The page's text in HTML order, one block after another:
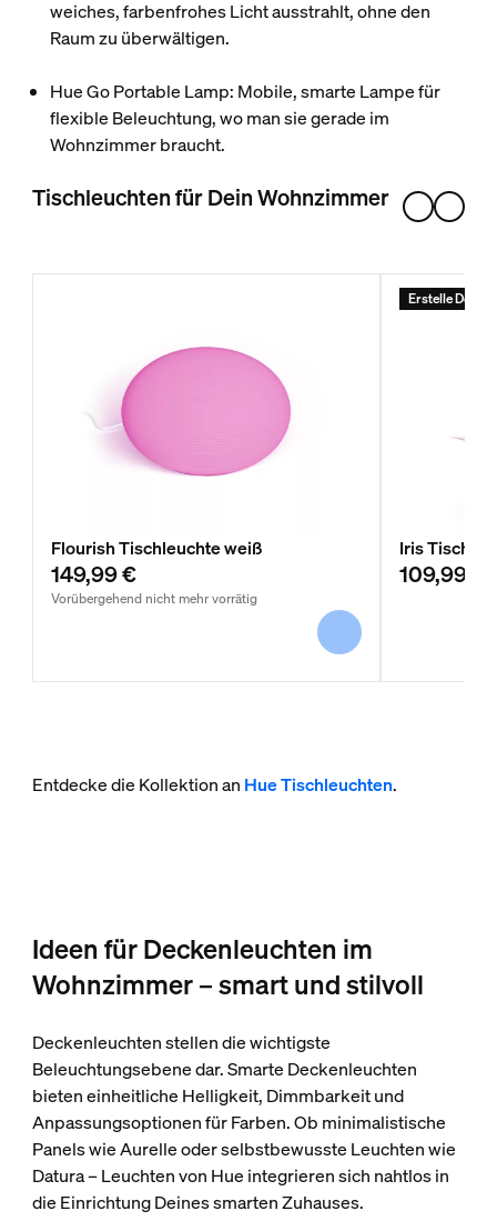
weiches, farbenfrohes Licht ausstrahlt, ohne den
Raum zu überwältigen.
Hue Go Portable Lamp: Mobile, smarte Lampe für
flexible Beleuchtung, wo man sie gerade im
Wohnzimmer braucht.
Tischleuchten für Dein Wohnzimmer
Flourish Tischleuchte weiß
149,99 €
Vorübergehend nicht mehr vorrätig
Erstelle Dein
Iris
109,99 €
Entdecke die Kollektion an Hue Tischleuchten.
Ideen für Deckenleuchten im
Wohnzimmer – smart und stilvoll
Deckenleuchten stellen die wichtigste
Beleuchtungsebene dar. Smarte Deckenleuchten
bieten einheitliche Helligkeit, Dimmbarkeit und
Anpassungsoptionen für Farben. Ob minimalistische
Panels wie Aurelle oder selbstbewusste Leuchten wie
Datura – Leuchten von Hue integrieren sich nahtlos in
die Einrichtung Deines smarten Zuhauses.